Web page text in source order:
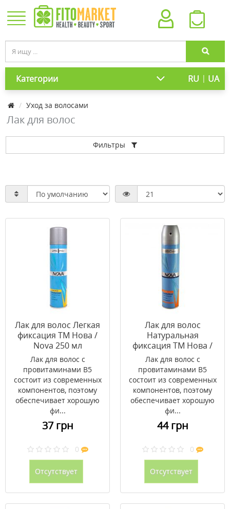
Категории RU | UA
Уход за волосами
Лак для волос
Фильтры
Лак для волос Легкая
фиксация ТМ Нова /
Nova 250 мл
Лак для волос с
провитаминами B5
состоит из современных
компонентов, поэтому
обеспечивает хорошую
фи...
37 грн
0
Отсутствует
Лак для волос
Натуральная
фиксация ТМ Нова /
Nova 250 мл
Лак для волос с
провитаминами B5
состоит из современных
компонентов, поэтому
обеспечивает хорошую
фи...
44 грн
0
Отсутствует